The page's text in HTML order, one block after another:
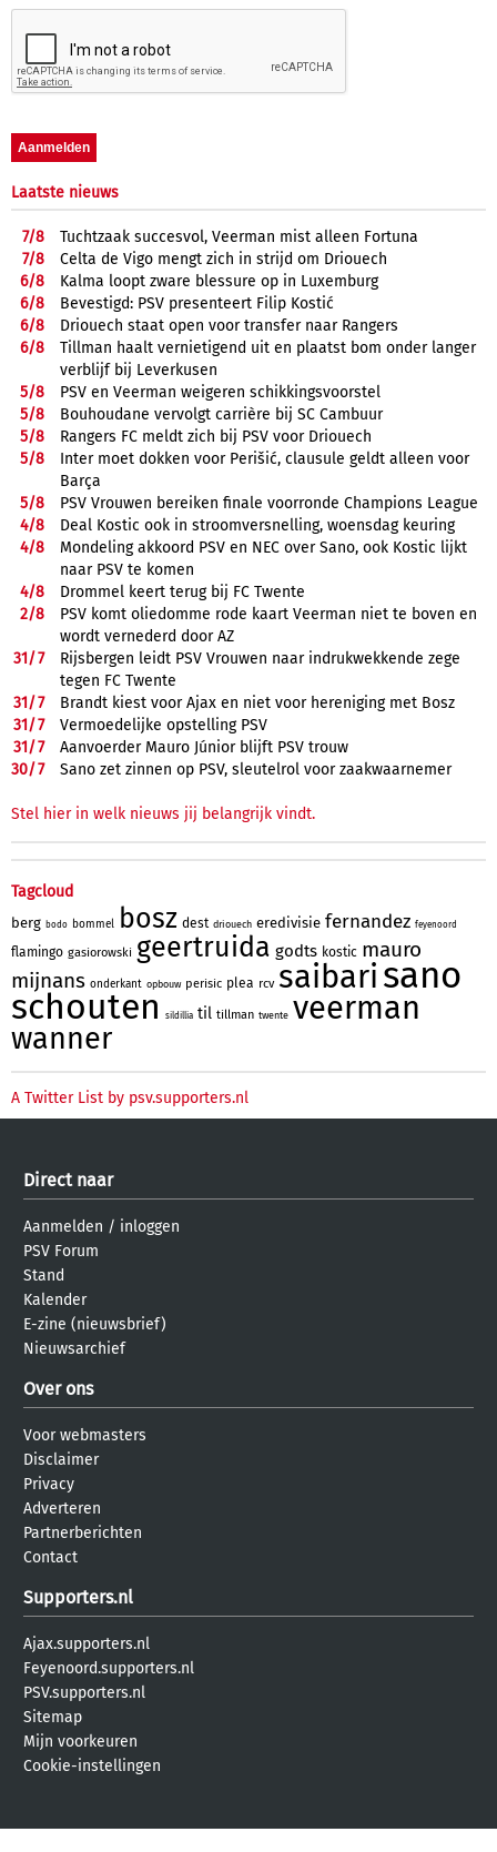
Laatste nieuws
7/8
Tuchtzaak succesvol, Veerman mist alleen Fortuna
7/8
Celta de Vigo mengt zich in strijd om Driouech
6/8
Kalma loopt zware blessure op in Luxemburg
6/8
Bevestigd: PSV presenteert Filip Kostić
6/8
Driouech staat open voor transfer naar Rangers
6/8
Tillman haalt vernietigend uit en plaatst bom onder langer
verblijf bij Leverkusen
5/8
PSV en Veerman weigeren schikkingsvoorstel
5/8
Bouhoudane vervolgt carrière bij SC Cambuur
5/8
Rangers FC meldt zich bij PSV voor Driouech
5/8
Inter moet dokken voor Perišić, clausule geldt alleen voor
Barça
5/8
PSV Vrouwen bereiken finale voorronde Champions League
4/8
Deal Kostic ook in stroomversnelling, woensdag keuring
4/8
Mondeling akkoord PSV en NEC over Sano, ook Kostic lijkt
naar PSV te komen
4/8
Drommel keert terug bij FC Twente
2/8
PSV komt oliedomme rode kaart Veerman niet te boven en
wordt vernederd door AZ
31/7
Rijsbergen leidt PSV Vrouwen naar indrukwekkende zege
tegen FC Twente
31/7
Brandt kiest voor Ajax en niet voor hereniging met Bosz
31/7
Vermoedelijke opstelling PSV
31/7
Aanvoerder Mauro Júnior blijft PSV trouw
30/7 Sano zet zinnen op PSV, sleutelrol voor zaakwaarnemer
Stel hier in welk nieuws jij belangrijk vindt.
Tagcloud
berg bodo bommel bosz dest driouech eredivisie fernandez feyenoord
flamingo gasiorowski geertruida godts kostic mauro
mijnans onderkant opbouw perisic plea rcv saibari sano
schouten sildillia til tillman twente veerman
wanner
A Twitter List by psv.supporters.nl
Direct naar
Aanmelden / inloggen
PSV Forum
Stand
Kalender
E-zine (nieuwsbrief)
Nieuwsarchief
Over ons
Voor webmasters
Disclaimer
Privacy
Adverteren
Partnerberichten
Contact
Supporters.nl
Ajax.supporters.nl
Feyenoord.supporters.nl
PSV.supporters.nl
Sitemap
Mijn voorkeuren
Cookie-instellingen